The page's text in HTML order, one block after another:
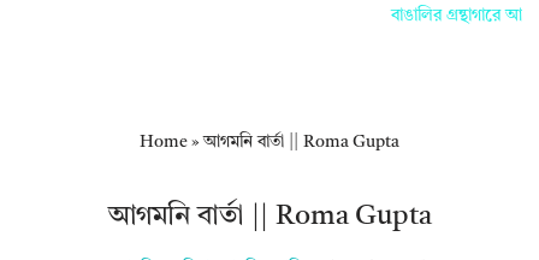
বাঙালির গ্রন্থাগারে
Home »আগমনি বার্তা || Roma Gupta
আগমনি বার্তা || Roma Gupta